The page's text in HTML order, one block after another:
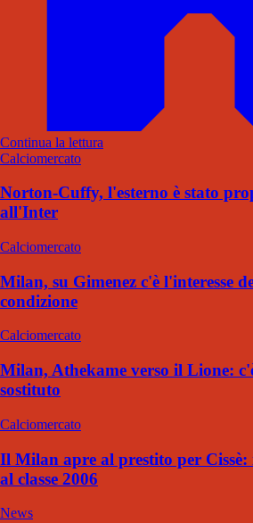
Continua la lettura
Calciomercato
Norton-Cuffy, l'esterno è stato
all'Inter
Calciomercato
Milan, su Gimenez c'è l'interesse
condizione
Calciomercato
Milan, Athekame verso il Lione:
sostituto
Calciomercato
Il Milan apre al prestito per Cissè:
al classe 2006
News